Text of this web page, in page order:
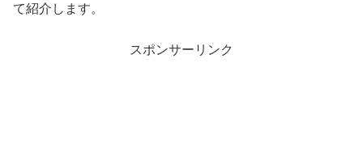
て紹介します。
スポンサーリンク